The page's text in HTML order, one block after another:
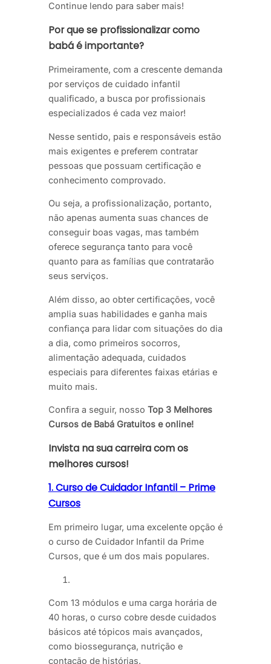
Continue lendo para saber mais!
Por que se profissionalizar como
babá é importante?
Primeiramente, com a crescente demanda
por serviços de cuidado infantil
qualificado, a busca por profissionais
especializados é cada vez maior!
Nesse sentido, pais e responsáveis estão
mais exigentes e preferem contratar
pessoas que possuam certificação e
conhecimento comprovado.
Ou seja, a profissionalização, portanto,
não apenas aumenta suas chances de
conseguir boas vagas, mas também
oferece segurança tanto para você
quanto para as famílias que contratarão
seus serviços.
Além disso, ao obter certificações, você
amplia suas habilidades e ganha mais
confiança para lidar com situações do dia
a dia, como primeiros socorros,
alimentação adequada, cuidados
especiais para diferentes faixas etárias e
muito mais.
Confira a seguir, nosso Top 3 Melhores
Cursos de Babá Gratuitos e online!
Invista na sua carreira com os
melhores cursos!
1. Curso de Cuidador Infantil – Prime
Cursos
Em primeiro lugar, uma excelente opção é
o curso de Cuidador Infantil da Prime
Cursos, que é um dos mais populares.
Com 13 módulos e uma carga horária de
40 horas, o curso cobre desde cuidados
básicos até tópicos mais avançados,
como biossegurança, nutrição e
contação de histórias.